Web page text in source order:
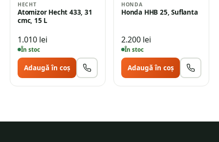
HECHT
Atomizor Hecht 433, 31
cmc, 15 L
1.010 lei
În stoc
Adaugă în coș
HONDA
Honda HHB 25, Suflanta
2.200 lei
În stoc
Adaugă în coș